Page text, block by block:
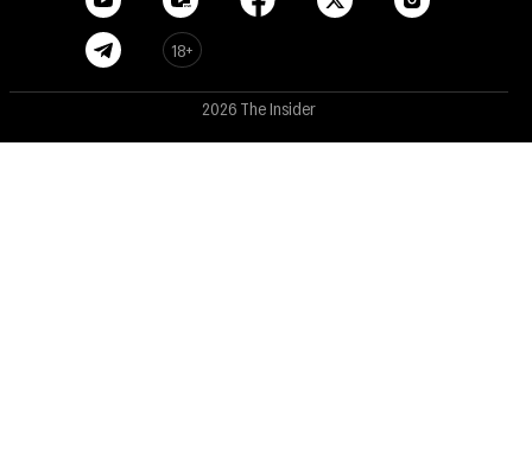
18+
2026 The Insider